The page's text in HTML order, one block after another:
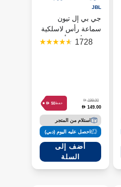
JBL
جي بي إل تيون
سماعة رأس لاسلكية
فوق الأذن - أزرق
1728
D199.00
D 149.00
حفظ D 50
استلام من المتجر
احصل عليه اليوم (دبي)
أضف إلى
السلة